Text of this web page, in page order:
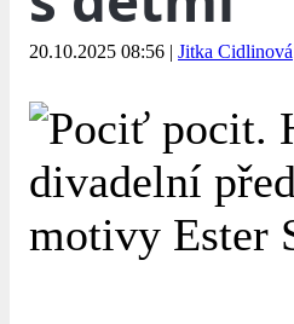
20.10.2025 08:56 | Jitka Cidlinová